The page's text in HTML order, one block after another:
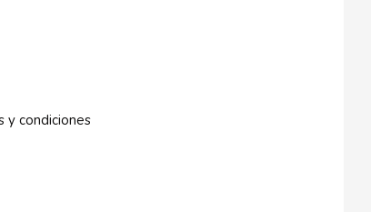
y condiciones